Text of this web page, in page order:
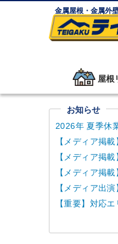
金属屋根・金属外
屋根
お知らせ
2026年 夏季休
【メディア掲
【メディア掲
【メディア掲
【メディア出
【重要】対応